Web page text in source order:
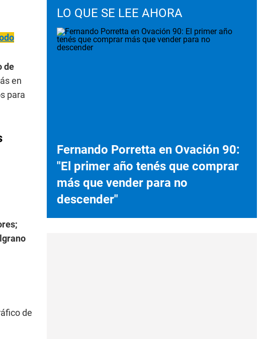
de
en
para
de
LO QUE SE LEE AHORA
Fernando Porretta en Ovación 90:
"El primer año tenés que comprar
más que vender para no
descender"